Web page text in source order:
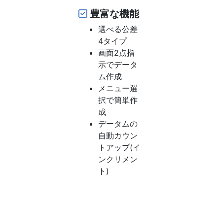
豊富な機能
選べる公差
4タイプ
画面2点指
示でデータ
ム作成
メニュー選
択で簡単作
成
データムの
自動カウン
トアップ(イ
ンクリメン
ト)